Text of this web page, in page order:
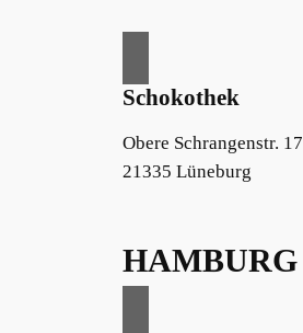
Schokothek
Obere Schrangenstr. 17
21335 Lüneburg
HAMBURG